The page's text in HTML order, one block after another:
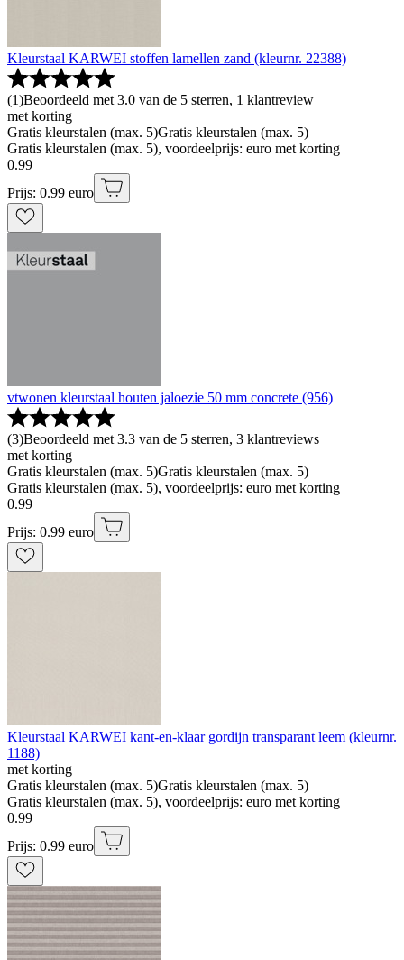
Kleurstaal KARWEI stoffen lamellen zand (kleurnr. 22388)
(1)Beoordeeld met 3.0 van de 5 sterren, 1 klantreview
met korting
Gratis kleurstalen (max. 5)Gratis kleurstalen (max. 5)
Gratis kleurstalen (max. 5), voordeelprijs: euro met korting
0.99
Prijs: 0.99 euro
vtwonen kleurstaal houten jaloezie 50 mm concrete (956)
(3)Beoordeeld met 3.3 van de 5 sterren, 3 klantreviews
met korting
Gratis kleurstalen (max. 5)Gratis kleurstalen (max. 5)
Gratis kleurstalen (max. 5), voordeelprijs: euro met korting
0.99
Prijs: 0.99 euro
Kleurstaal KARWEI kant-en-klaar gordijn transparant leem (kleurnr.
1188)
met korting
Gratis kleurstalen (max. 5)Gratis kleurstalen (max. 5)
Gratis kleurstalen (max. 5), voordeelprijs: euro met korting
0.99
Prijs: 0.99 euro